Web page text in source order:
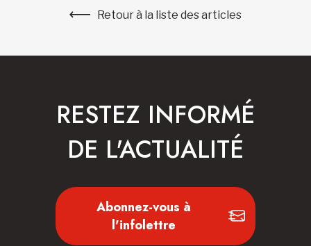
Retour à la liste des articles
RESTEZ INFORMÉ
DE L'ACTUALITÉ
Abonnez-vous à
l'infolettre